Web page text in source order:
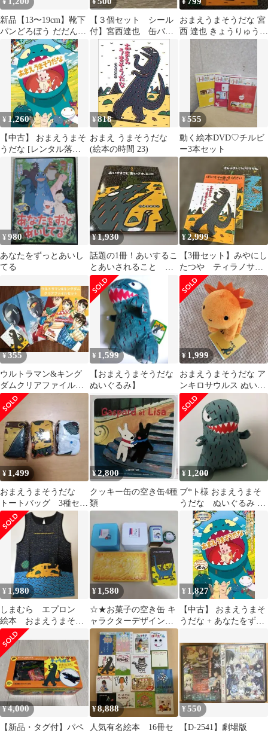
¥
新品【13〜19cm】靴下
パンどろぼう だだんだ
ん おまえうまそうだな
キッズ
¥
【３個セット シール
付】宮西達也 缶バッ
ジ ティラノがやって
くる スカイウォーク
¥
おまえうまそうだな 宮
西 達也 きょうりゅう
ティラノサウルス
¥ 1,260
【中古】 おまえうまそ
うだな [レンタル落ち]
[DVD]
¥818
おまえ うまそうだな
(絵本の時間 23)
¥555
動く絵本DVD♡チルビ
ー3本セット
¥980
あなたをずっとあいし
てる
¥1,930
話題の1冊！あいするこ
とあいされること 宮
西達也
¥2,999
【3冊セット】みやにし
たつや ティラノサウ
ルスシリーズ
¥355
ウルトラマン&キング
ダムクリアファイルセ
ット
¥ 1,599
【おまえうまそうだな
ぬいぐるみ】
¥1,999
おまえうまそうだな ア
ンキロサウルス ぬいぐ
るみ
¥ 1,499
おまえうまそうだな
トートバッグ 3種セッ
ト
¥2,800
クッキー缶の空き缶4種
類
¥ 1,200
ブ*ト様 おまえうまそ
うだな ぬいぐるみ ポ
プラ社
¥ 1,980
しまむら エプロン
絵本 おまえうまそう
だな ブラック 保育
士 実習
¥ 1,580
☆★お菓子の空き缶 キ
ャラクターデザイン６
個セット★☆
¥ 1,827
【中古】 おまえうまそ
うだな + あなたをずっ
ト ) [レンタル落ち]
[DVD]
¥4,000
【新品・タグ付】パペ
¥8,888
人気有名絵本 16冊セ
¥550
【D-2541】劇場版